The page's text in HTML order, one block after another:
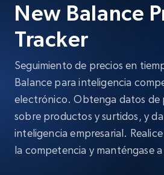
New Balance
Tracker
Seguimiento de precios en
Balance para inteligencia
electrónico. Obtenga datos de
sobre productos y surtidos, y
inteligencia empresarial.
la competencia y manténgase